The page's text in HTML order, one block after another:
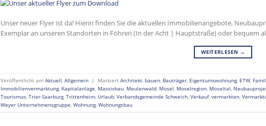
Unser neuer Flyer ist da! Hierin finden Sie die aktuellen Immobilienangebote,
Exemplar an unseren Standorten in Föhren (In der Acht | Hauptstraße) oder bequem
WEITERLESEN →
Veröffentlicht am Aktuell Allgemein | Markiert Architekt bauen Bauträger Eigentumswohnung, ETW
Immobilienvermarktung, Kapitalanlage Massivbau Meulenwald Mosel Moselregion Moseltal
Tourismus Trier-Saarburg, Trittenheim Urlaub Verbandsgemeinde Schweich Verkauf, vermarkten
Weyer Unternehmensgruppe Wohnung, Wohnungsbau